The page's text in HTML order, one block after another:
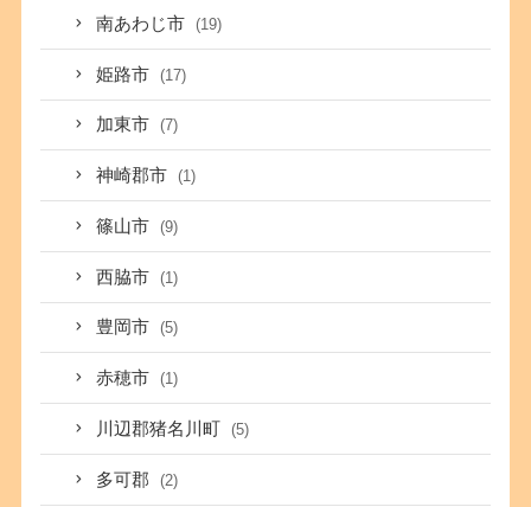
南あわじ市 (19)
姫路市 (17)
加東市 (7)
神崎郡市 (1)
篠山市 (9)
西脇市 (1)
豊岡市 (5)
赤穂市 (1)
川辺郡猪名川町 (5)
多可郡 (2)